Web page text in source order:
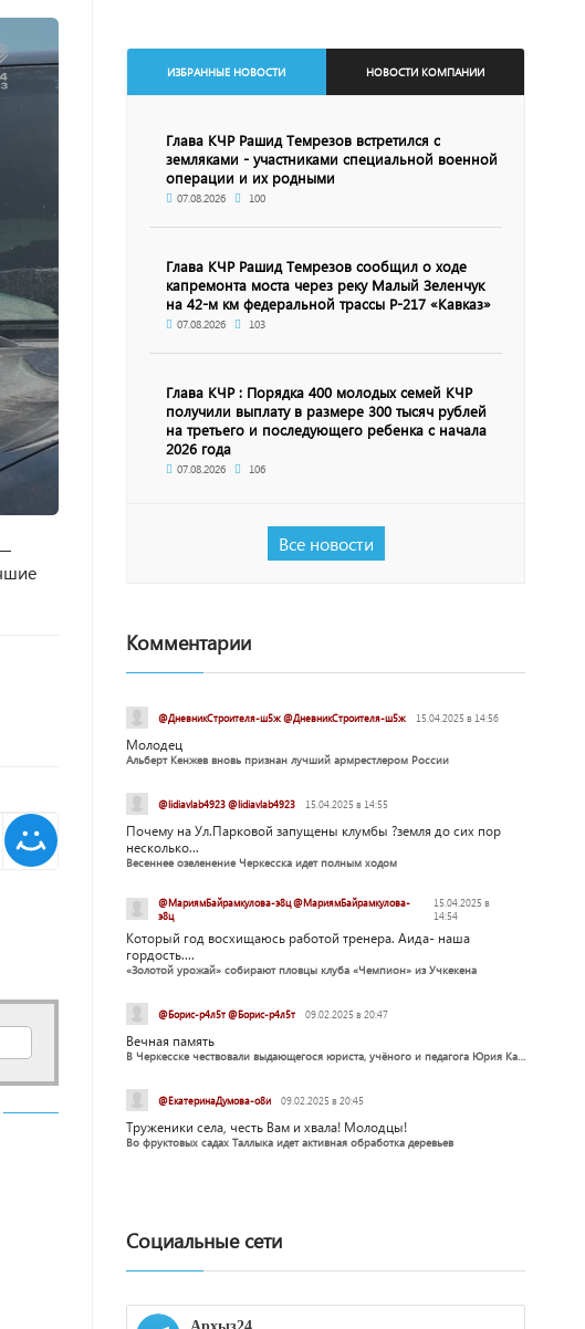
ИЗБРАННЫЕ НОВОСТИ НОВОСТИ КОМПАНИИ
Глава КЧР Рашид Темрезов встретился с
земляками - участниками специальной военной
операции и их родными
07.08.2026 100
Глава КЧР Рашид Темрезов сообщил о ходе
капремонта моста через реку Малый Зеленчук
на 42-м км федеральной трассы Р-217 «Кавказ»
07.08.2026 103
Глава КЧР : Порядка 400 молодых семей КЧР
получили выплату в размере 300 тысяч рублей
на третьего и последующего ребенка с начала
2026 года
07.08.2026 106
Все новости
Комментарии
@ДневникСтроителя-ш5ж @ДневникСтроителя-ш5ж 15.04.2025 в 14:56
Молодец
Альберт Кенжев вновь признан лучший армрестлером России
@lidiavlab4923 @lidiavlab4923 15.04.2025 в 14:55
Почему на Ул.Парковой запущены клумбы ?земля до сих пор
несколько...
Весеннее озеленение Черкесска идет полным ходом
@МариямБайрамкулова-э8ц @МариямБайрамкулова-
э8ц
15.04.2025 в
14:54
Который год восхищаюсь работой тренера. Аида- наша
гордость....
«Золотой урожай» собирают пловцы клуба «Чемпион» из Учкекена
@Борис-р4л5т @Борис-р4л5т 09.02.2025 в 20:47
Вечная память
В Черкесске чествовали выдающегося юриста, учёного и педагога Юрия Калмыкова
@ЕкатеринаДумова-о8и 09.02.2025 в 20:45
Труженики села, честь Вам и хвала! Молодцы!
Во фруктовых садах Таллыка идет активная обработка деревьев
Социальные сети